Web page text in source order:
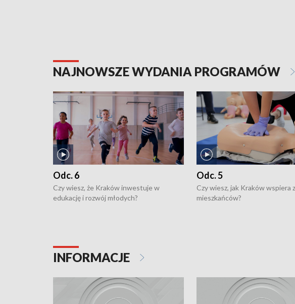
NAJNOWSZE WYDANIA PROGRAMÓW
Odc. 6
Czy wiesz, że Kraków inwestuje w
edukację i rozwój młodych?
Odc. 5
Czy wiesz, jak Kraków wspiera
mieszkańców?
INFORMACJE